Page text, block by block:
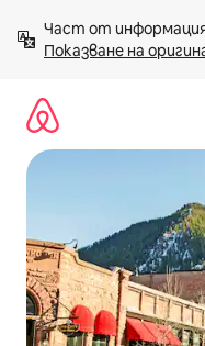
към
съдържанието
Показване на